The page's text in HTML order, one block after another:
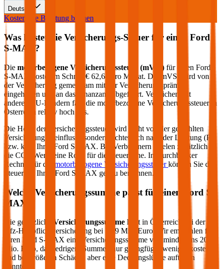
Deutsch
Kostenlose Beratung buchen
Was kostet die Versicherungs-Steuer für einen Ford
S-MAX ?
Die motorbezogene Versicherungssteuer (mVSt) für einen Ford
S-MAX
kostet im Schnitt € 62,64
pro Monat. Die mVSt wird von
der Versicherung gemeinsam mit der Versicherungsprämie
eingehoben und an das Finanzamt abgeführt. Verglichen mit
anderen EU-Ländern fällt die motorbezogene Versicherungssteuer in
Österreich relativ hoch aus.
Die Höhe der Versicherungssteuer wird nicht von der gewählten
Versicherung beeinflusst, sondern richtet sich nach der Leistung (PS
bzw. kW) Ihres
Ford S-MAX. Bei Verbrennern spielen zusätzlich
die CO2-Werte eine Rolle für die Steuerhöhe. Im durchblicker
Rechner für die
motorbezogene Versicherungssteuerkönnen Sie die
Steuer für Ihren Ford S-MAX genau berechnen.
Welche Versicherungssumme passt für einen Ford S-
MAX
Die gesetzliche Versicherungssumme liegt in Österreich bei der
Kfz-Haftpflichtversicherung bei 7,79 Mio. Euro. Wir empfehlen für
IhrenFord S-MAX eine Versicherungssumme von mindestens 20
Mio. Euro, da niedrigere Summen nur geringfügig weniger kosten
und bei größeren Schäden aber eine Deckungslücke auftreten
könnte.